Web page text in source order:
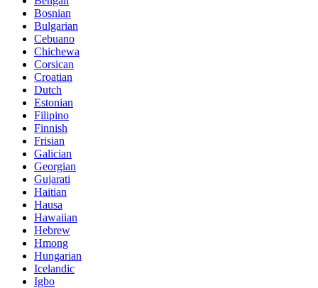
Bosnian
Bulgarian
Cebuano
Chichewa
Corsican
Croatian
Dutch
Estonian
Filipino
Finnish
Frisian
Galician
Georgian
Gujarati
Haitian
Hausa
Hawaiian
Hebrew
Hmong
Hungarian
Icelandic
Igbo